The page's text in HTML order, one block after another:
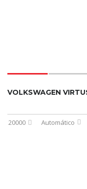
VOLKSWAGEN
20000 Automático